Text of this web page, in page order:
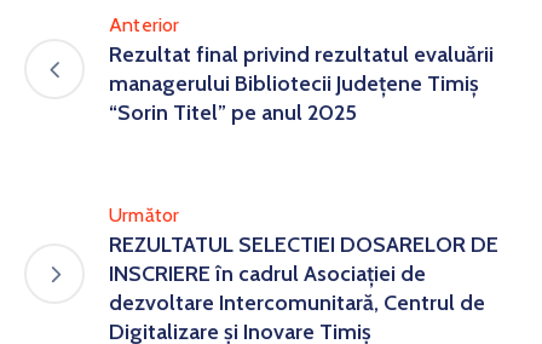
Anterior
Rezultat final privind rezultatul evaluării
managerului Bibliotecii Județene Timiș
“Sorin Titel” pe anul 2025
Următor
REZULTATUL SELECTIEI DOSARELOR DE
INSCRIERE în cadrul Asociației de
dezvoltare Intercomunitară, Centrul de
Digitalizare și Inovare Timiș